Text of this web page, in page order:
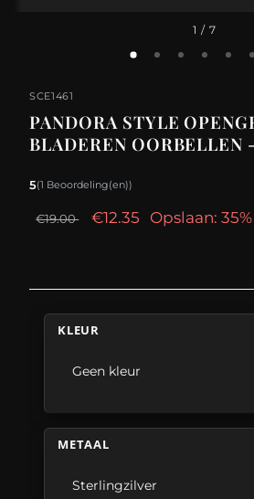
1 / 7
SCE1461
PANDORA STYLE
BLADEREN OORBELLEN
5(1 Beoordeling(en))
€19.00 €12.35 Opslaan:
KLEUR
Geen kleur
METAAL
Sterlingzilver